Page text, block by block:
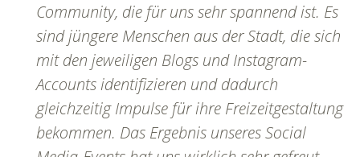
Community, die für uns sehr spannend ist. Es
sind jüngere Menschen aus der Stadt, die sich
mit den jeweiligen Blogs und Instagram-
Accounts identifizieren und dadurch
gleichzeitig Impulse für ihre Freizeitgestaltung
bekommen. Das Ergebnis unseres Social